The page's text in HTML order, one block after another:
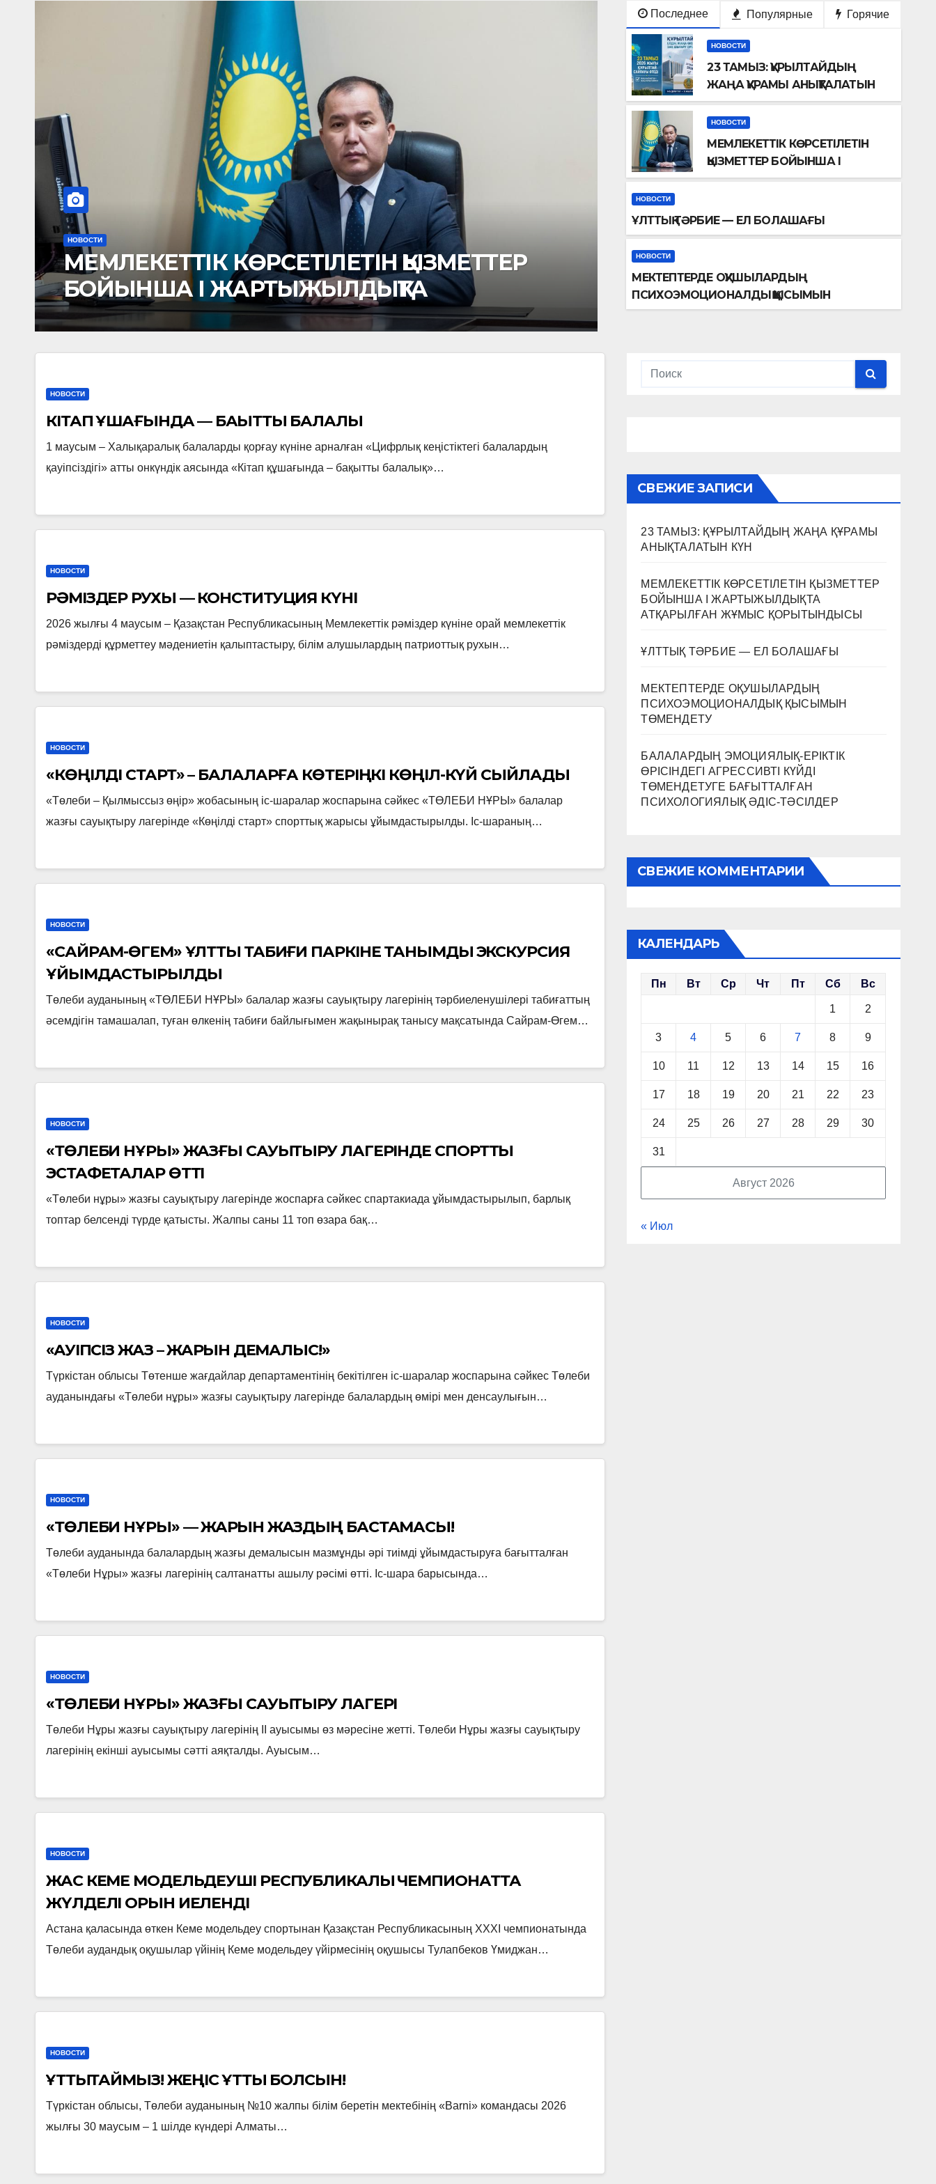
ҚЫЗМЕТТЕР
НОВОСТИ
ҰЛТТЫҚ ТӘРБИЕ — ЕЛ БОЛАШАҒЫ
Последнее Популярные Горячие
НОВОСТИ
23 ТАМЫЗ: ҚҰРЫЛТАЙДЫҢ
ЖАҢА ҚҰРАМЫ АНЫҚТАЛАТЫН
КҮН
НОВОСТИ
МЕМЛЕКЕТТІК КӨРСЕТІЛЕТІН
ҚЫЗМЕТТЕР БОЙЫНША I
ЖАРТЫЖЫЛДЫҚТА
ҚОРЫТЫНДЫСЫ
НОВОСТИ
ҰЛТТЫҚ ТӘРБИЕ — ЕЛ БОЛАШАҒЫ
НОВОСТИ
МЕКТЕПТЕРДЕ ОҚУШЫЛАРДЫҢ
ПСИХОЭМОЦИОНАЛДЫҚ ҚЫСЫМЫН
ТӨМЕНДЕТУ
НОВОСТИ
КІТАП ҚҰШАҒЫНДА — БАҚЫТТЫ БАЛАЛЫҚ
1 маусым – Халықаралық балаларды қорғау күніне арналған «Цифрлық кеңістіктегі балалардың
қауіпсіздігі» атты онкүндік аясында «Кітап құшағында – бақытты балалық»…
НОВОСТИ
РӘМІЗДЕР РУХЫ — КОНСТИТУЦИЯ КҮНІ
2026 жылғы 4 маусым – Қазақстан Республикасының Мемлекеттік рәміздер күніне орай мемлекеттік
рәміздерді құрметтеу мәдениетін қалыптастыру, білім алушылардың патриоттық рухын…
НОВОСТИ
«КӨҢІЛДІ СТАРТ» – БАЛАЛАРҒА КӨТЕРІҢКІ КӨҢІЛ-КҮЙ СЫЙЛАДЫ
«Төлеби – Қылмыссыз өңір» жобасының іс-шаралар жоспарына сәйкес «ТӨЛЕБИ НҰРЫ» балалар
жазғы сауықтыру лагерінде «Көңілді старт» спорттық жарысы ұйымдастырылды. Іс-шараның…
НОВОСТИ
«САЙРАМ-ӨГЕМ» ҰЛТТЫҚ ТАБИҒИ ПАРКІНЕ ТАНЫМДЫҚ ЭКСКУРСИЯ
ҰЙЫМДАСТЫРЫЛДЫ
Төлеби ауданының «ТӨЛЕБИ НҰРЫ» балалар жазғы сауықтыру лагерінің тәрбиеленушілері табиғаттың
әсемдігін тамашалап, туған өлкенің табиғи байлығымен жақынырақ танысу мақсатында Сайрам-Өгем…
НОВОСТИ
«ТӨЛЕБИ НҰРЫ» ЖАЗҒЫ САУЫҚТЫРУ ЛАГЕРІНДЕ СПОРТТЫҚ
ЭСТАФЕТАЛАР ӨТТІ
«Төлеби нұры» жазғы сауықтыру лагерінде жоспарға сәйкес спартакиада ұйымдастырылып, барлық
топтар белсенді түрде қатысты. Жалпы саны 11 топ өзара бақ…
НОВОСТИ
«ҚАУІПСІЗ ЖАЗ – ЖАРҚЫН ДЕМАЛЫС!»
Түркістан облысы Төтенше жағдайлар департаментінің бекітілген іс-шаралар жоспарына сәйкес Төлеби
ауданындағы «Төлеби нұры» жазғы сауықтыру лагерінде балалардың өмірі мен денсаулығын…
НОВОСТИ
«ТӨЛЕБИ НҰРЫ» — ЖАРҚЫН ЖАЗДЫҢ БАСТАМАСЫ!
Төлеби ауданында балалардың жазғы демалысын мазмұнды әрі тиімді ұйымдастыруға бағытталған
«Төлеби Нұры» жазғы лагерінің салтанатты ашылу рәсімі өтті. Іс-шара барысында…
НОВОСТИ
«ТӨЛЕБИ НҰРЫ» ЖАЗҒЫ САУЫҚТЫРУ ЛАГЕРІ
Төлеби Нұры жазғы сауықтыру лагерінің ІІ ауысымы өз мәресіне жетті. Төлеби Нұры жазғы сауықтыру
лагерінің екінші ауысымы сәтті аяқталды. Ауысым…
НОВОСТИ
ЖАС КЕМЕ МОДЕЛЬДЕУШІ РЕСПУБЛИКАЛЫҚ ЧЕМПИОНАТТА
ЖҮЛДЕЛІ ОРЫН ИЕЛЕНДІ
Астана қаласында өткен Кеме модельдеу спортынан Қазақстан Республикасының XXXI чемпионатында
Төлеби аудандық оқушылар үйінің Кеме модельдеу үйірмесінің оқушысы Тулапбеков Үмиджан…
НОВОСТИ
ҚҰТТЫҚТАЙМЫЗ! ЖЕҢІС ҚҰТТЫ БОЛСЫН!
Түркістан облысы, Төлеби ауданының №10 жалпы білім беретін мектебінің «Barni» командасы 2026
жылғы 30 маусым – 1 шілде күндері Алматы…
СВЕЖИЕ ЗАПИСИ
23 ТАМЫЗ: ҚҰРЫЛТАЙДЫҢ ЖАҢА ҚҰРАМЫ
АНЫҚТАЛАТЫН КҮН
МЕМЛЕКЕТТІК КӨРСЕТІЛЕТІН ҚЫЗМЕТТЕР
БОЙЫНША I ЖАРТЫЖЫЛДЫҚТА
АТҚАРЫЛҒАН ЖҰМЫС ҚОРЫТЫНДЫСЫ
ҰЛТТЫҚ ТӘРБИЕ — ЕЛ БОЛАШАҒЫ
МЕКТЕПТЕРДЕ ОҚУШЫЛАРДЫҢ
ПСИХОЭМОЦИОНАЛДЫҚ ҚЫСЫМЫН
ТӨМЕНДЕТУ
БАЛАЛАРДЫҢ ЭМОЦИЯЛЫҚ-ЕРІКТІК
ӨРІСІНДЕГІ АГРЕССИВТІ КҮЙДІ
ТӨМЕНДЕТУГЕ БАҒЫТТАЛҒАН
ПСИХОЛОГИЯЛЫҚ ӘДІС-ТӘСІЛДЕР
СВЕЖИЕ КОММЕНТАРИИ
КАЛЕНДАРЬ
Август 2026
Пн Вт Ср Чт Пт Сб Вс
1 2
3 4 5 6 7 8 9
10 11 12 13 14 15 16
17 18 19 20 21 22 23
24 25 26 27 28 29 30
31
« Июл